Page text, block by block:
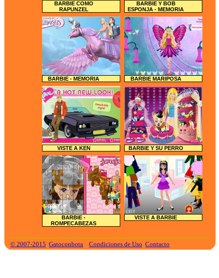
BARBIE COMO
RAPUNZEL
BARBIE Y BOB
ESPONJA - MEMORIA
BARBIE - MEMORIA BARBIE MARIPOSA
VISTE A KEN BARBIE Y SU PERRO
BARBIE -
ROMPECABEZAS
VISTE A BARBIE
© 2007-2015 Gatoconbota Condiciones de Uso Contacto